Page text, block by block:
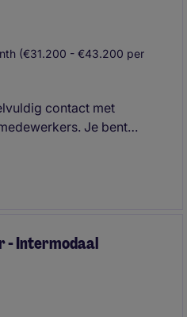
(€31.200 - €43.200 per
contact met
Je bent
trainingen en verzorgt
- Intermodaal